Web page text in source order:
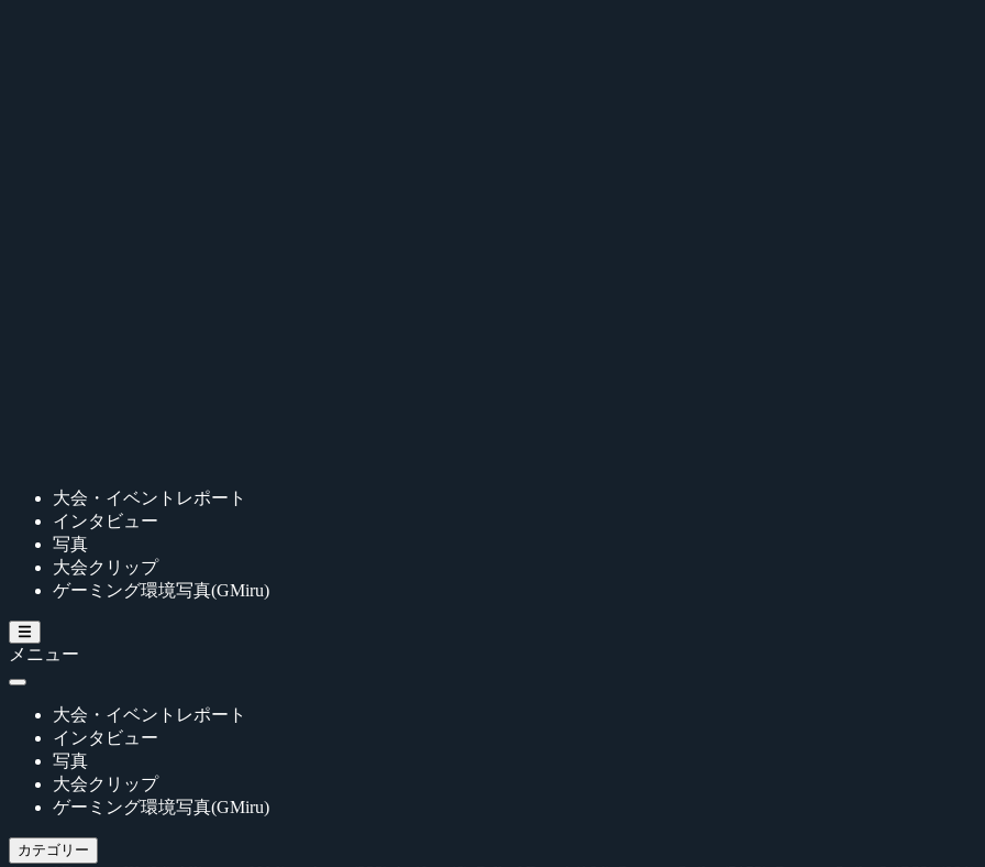
大会・イベントレポート
インタビュー
写真
大会クリップ
ゲーミング環境写真(GMiru)
メニュー
大会・イベントレポート
インタビュー
写真
大会クリップ
ゲーミング環境写真(GMiru)
カテゴリー